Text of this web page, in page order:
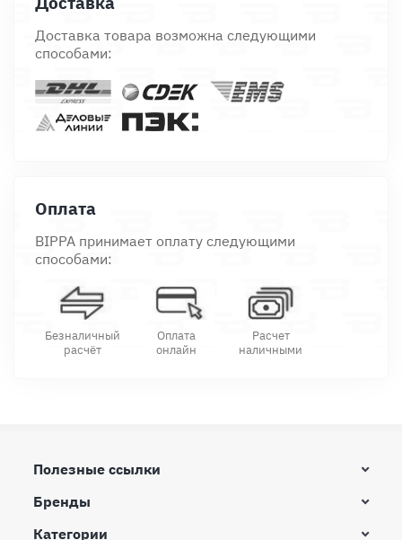
Доставка товара возможна следующими
способами:
Оплата
BIPPA принимает оплату следующими
способами:
Безналичный
расчёт
Оплата
онлайн
Расчет
наличными
Полезные ссылки
Бренды
Категории